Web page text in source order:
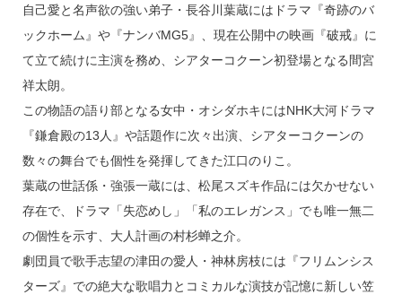
自己愛と名声欲の強い弟子・長谷川葉蔵にはドラマ『奇跡のバ
ックホーム』や『ナンバMG5』、現在公開中の映画『破戒』に
て立て続けに主演を務め、シアターコクーン初登場となる間宮
祥太朗。
この物語の語り部となる女中・オシダホキにはNHK大河ドラマ
『鎌倉殿の13人』や話題作に次々出演、シアターコクーンの
数々の舞台でも個性を発揮してきた江口のりこ。
葉蔵の世話係・強張一蔵には、松尾スズキ作品には欠かせない
存在で、ドラマ「失恋めし」「私のエレガンス」でも唯一無二
の個性を示す、大人計画の村杉蝉之介。
劇団員で歌手志望の津田の愛人・神林房枝には『フリムンシス
ターズ』での絶大な歌唱力とコミカルな演技が記憶に新しい笠